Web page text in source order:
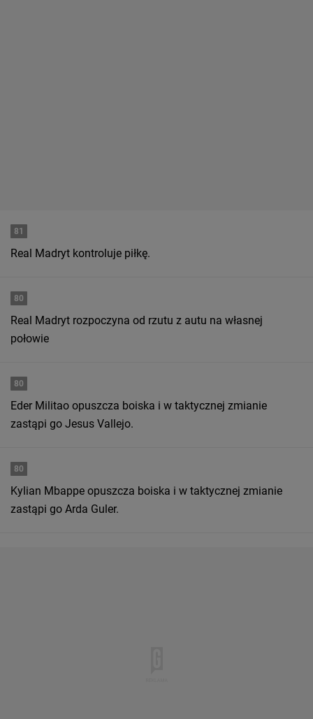
81
Real Madryt kontroluje piłkę.
80
Real Madryt rozpoczyna od rzutu z autu na własnej
połowie
80
Eder Militao opuszcza boiska i w taktycznej zmianie
zastąpi go Jesus Vallejo.
80
Kylian Mbappe opuszcza boiska i w taktycznej zmianie
zastąpi go Arda Guler.